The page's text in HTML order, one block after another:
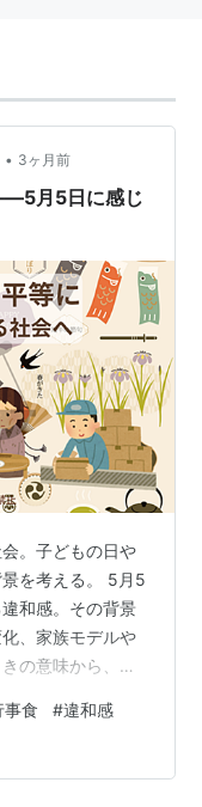
• 3ヶ月前
月5日に感じ
。子どもの日や
を考える。 5月5
和感。その背景
、家族モデルや
の意味から、現
前提の食べ物
は「江戸の都市
の「新暦のズレ」
事食 #違和感